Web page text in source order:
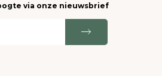
via onze nieuwsbrief